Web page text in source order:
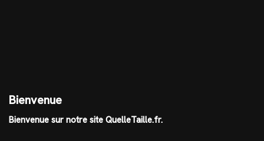
Bienvenue
Bienvenue sur notre site QuelleTaille.fr.